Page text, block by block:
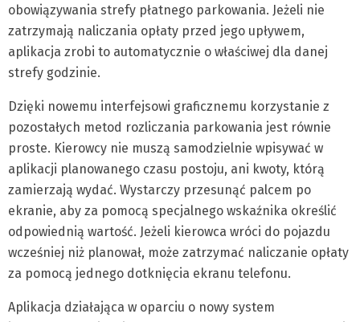
obowiązywania strefy płatnego parkowania. Jeżeli nie
zatrzymają naliczania opłaty przed jego upływem,
aplikacja zrobi to automatycznie o właściwej dla danej
strefy godzinie.
Dzięki nowemu interfejsowi graficznemu korzystanie z
pozostałych metod rozliczania parkowania jest równie
proste. Kierowcy nie muszą samodzielnie wpisywać w
aplikacji planowanego czasu postoju, ani kwoty, którą
zamierzają wydać. Wystarczy przesunąć palcem po
ekranie, aby za pomocą specjalnego wskaźnika określić
odpowiednią wartość. Jeżeli kierowca wróci do pojazdu
wcześniej niż planował, może zatrzymać naliczanie opłaty
za pomocą jednego dotknięcia ekranu telefonu.
Aplikacja działająca w oparciu o nowy system